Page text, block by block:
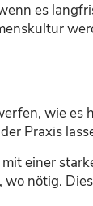
es
wie
Praxis
einer
nötig.